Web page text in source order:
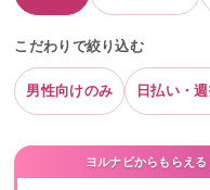
こだわりで絞り込む
男性向けのみ 日払い・
ヨルナビからもらえ